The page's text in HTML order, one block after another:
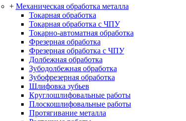
+ Механическая обработка металла
Токарная обработка
Токарная обработка с ЧПУ
Токарно-автоматная обработка
Фрезерная обработка
Фрезерная обработка c ЧПУ
Долбежная обработка
Зубодолбежная обработка
Зубофрезерная обработка
Шлифовка зубьев
Круглошлифовальные работы
Плоскошлифовальные работы
Протягивание металла